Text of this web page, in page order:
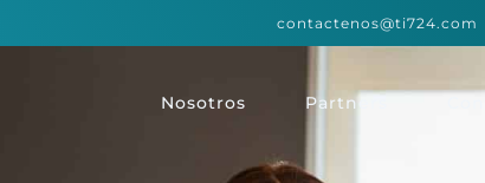
contactenos@ti724.com
Nosotros Partners